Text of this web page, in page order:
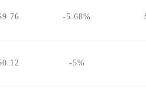
-5.68%
-5%